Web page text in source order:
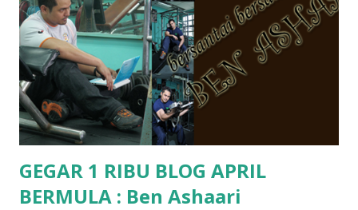
kat salah satu tadika swasta ni.. tapi nampaknya kenal huruf
pun tak tau.. pengsan aku bila ingat balik.. aku mula fikir
mungkin sebab abg long sendiri jenis budak yang ada
masalah dyslexia.. tapi minor la.. nanti la aku cerita pasal
dyslexia tu.. lepas tu kami buat keputusan pu...
GEGAR 1 RIBU BLOG APRIL
BERMULA : Ben Ashaari